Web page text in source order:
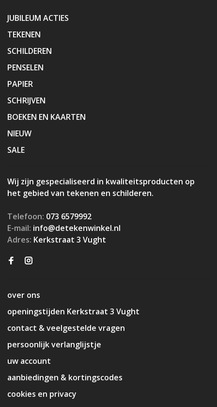
JUBILEUM ACTIES
TEKENEN
SCHILDEREN
PENSELEN
PAPIER
SCHRIJVEN
BOEKEN EN KAARTEN
NIEUW
SALE
Wij zijn gespecialiseerd in kwaliteitsproducten op
het gebied van tekenen en schilderen.
Telefoon: 073 6579992
E-mail: info@detekenwinkel.nl
Adres: Kerkstraat 3 Vught
over ons
openingstijden Kerkstraat 3 Vught
contact & veelgestelde vragen
persoonlijk verlanglijstje
uw account
aanbiedingen & kortingscodes
cookies en privacy